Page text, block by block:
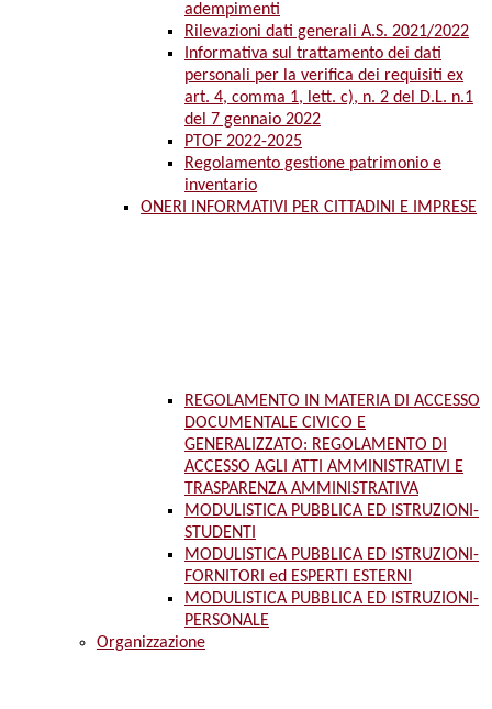
adempimenti
Rilevazioni dati generali A.S. 2021/2022
Informativa sul trattamento dei dati
personali per la verifica dei requisiti ex
art. 4, comma 1, lett. c), n. 2 del D.L. n.1
del 7 gennaio 2022
PTOF 2022-2025
Regolamento gestione patrimonio e
inventario
ONERI INFORMATIVI PER CITTADINI E IMPRESE
REGOLAMENTO IN MATERIA DI ACCESSO
DOCUMENTALE CIVICO E
GENERALIZZATO: REGOLAMENTO DI
ACCESSO AGLI ATTI AMMINISTRATIVI E
TRASPARENZA AMMINISTRATIVA
MODULISTICA PUBBLICA ED ISTRUZIONI-
STUDENTI
MODULISTICA PUBBLICA ED ISTRUZIONI-
FORNITORI ed ESPERTI ESTERNI
MODULISTICA PUBBLICA ED ISTRUZIONI-
PERSONALE
Organizzazione